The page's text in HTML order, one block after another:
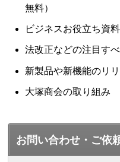
無料）
ビジネスお役立ち資
法改正などの注目す
新製品や新機能のリ
大塚商会の取り組み
お問い合わせ・ご依